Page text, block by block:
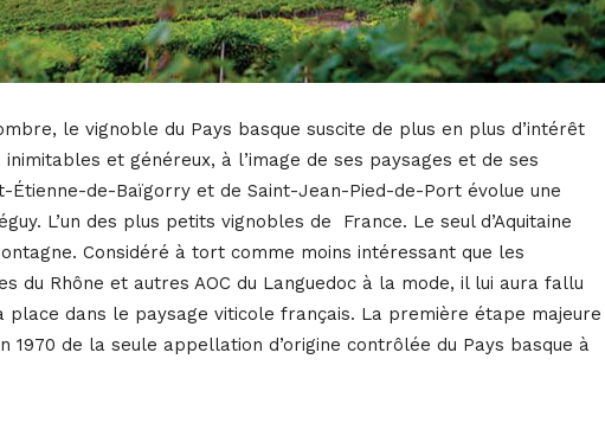
le vignoble du Pays basque suscite de plus en plus d’intérêt
et généreux, à l’image de ses paysages et de ses
Étienne-de-Baïgorry et de Saint-Jean-Pied-de-Port évolue une
L’un des plus petits vignobles de France. Le seul d’Aquitaine
Considéré à tort comme moins intéressant que les
du Rhône et autres AOC du Languedoc à la mode, il lui aura fallu
dans le paysage viticole français. La première étape majeure
1970 de la seule appellation d’origine contrôlée du Pays basque à